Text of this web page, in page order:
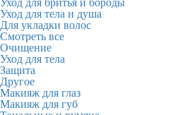
Уход для бритья и бороды
Уход для тела и душа
Для укладки волос
Смотреть все
Очищение
Уход для тела
Защита
Другое
Макияж для глаз
Макияж для губ